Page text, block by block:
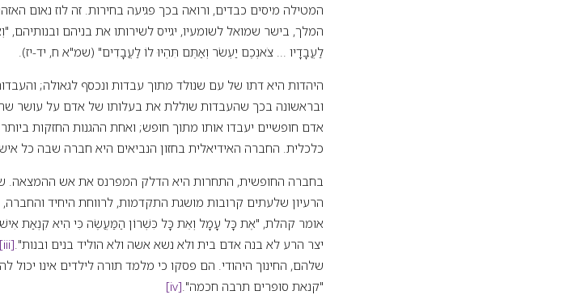
המטילה מיסים כבדים, ורואה בכך פגיעה בחירות. זה לוז נאום
המלך, בישר שמואל לשומעיו, יגייס לשירותו את בניהם ובנותיהם,
לַעֲבָדָיו ... צֹאנְכֶם יַעְשֹׂר וְאַתֶּם תִּהְיוּ לוֹ לַעֲבָדִים" (שמ"א ח, יד-יז).
היהדות היא דתו של עם שנולד מתוך עבדות ונכסף לגאולה;
ובראשונה בכך שהעבדות שוללת את בעלותו של אדם על עושר
אדם חופשיים יעבדו אותו מתוך חופש; ואחת ההגנות החזקות
כלכלית. החברה האידיאלית בחזון הנביאים היא חברה שבה כל
בחברה החופשית, התחרות היא הדלק המפרנס את אש ההמצאה.
הרעיון שלעתים קרובות מושגת התקדמות, לרווחת היחיד והחברה,
אומר קהלת, "אֶת כָּל עָמָל וְאֵת כָּל כִּשְׁרוֹן הַמַּעֲשֶׂה כִּי הִיא קִנְאַת
יצר הרע לא בנה אדם בית ולא נשא אשה ולא הוליד בנים ובנות". [iii]
שלהם, החינוך היהודי. הם פסקו כי מלמד תורה לילדים אינו
"קנאת סופרים תרבה חכמה". [iv]